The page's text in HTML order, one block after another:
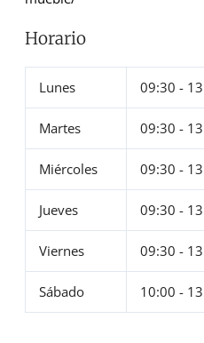
Horario
Lunes 09:30 -
Martes 09:30 -
Miércoles 09:30 -
Jueves 09:30 -
Viernes 09:30 -
Sábado 10:00 -